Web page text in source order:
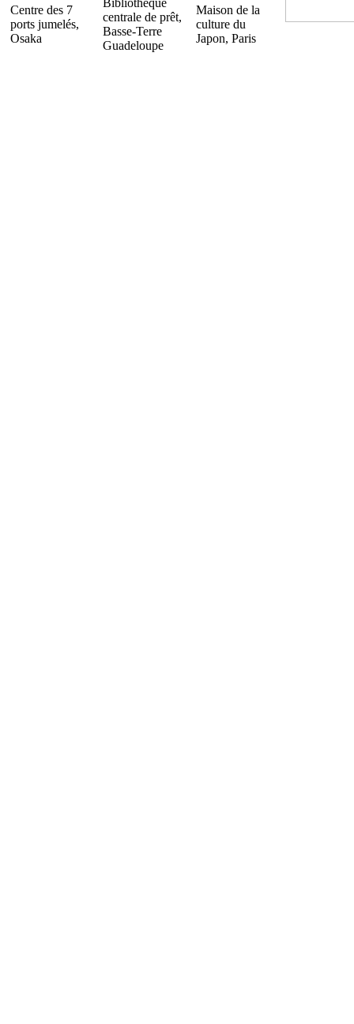
Centre des 7
ports jumelés,
Osaka
Bibliothèque
centrale de prêt,
Basse-Terre
Guadeloupe
Maison de la
culture du
Japon, Paris